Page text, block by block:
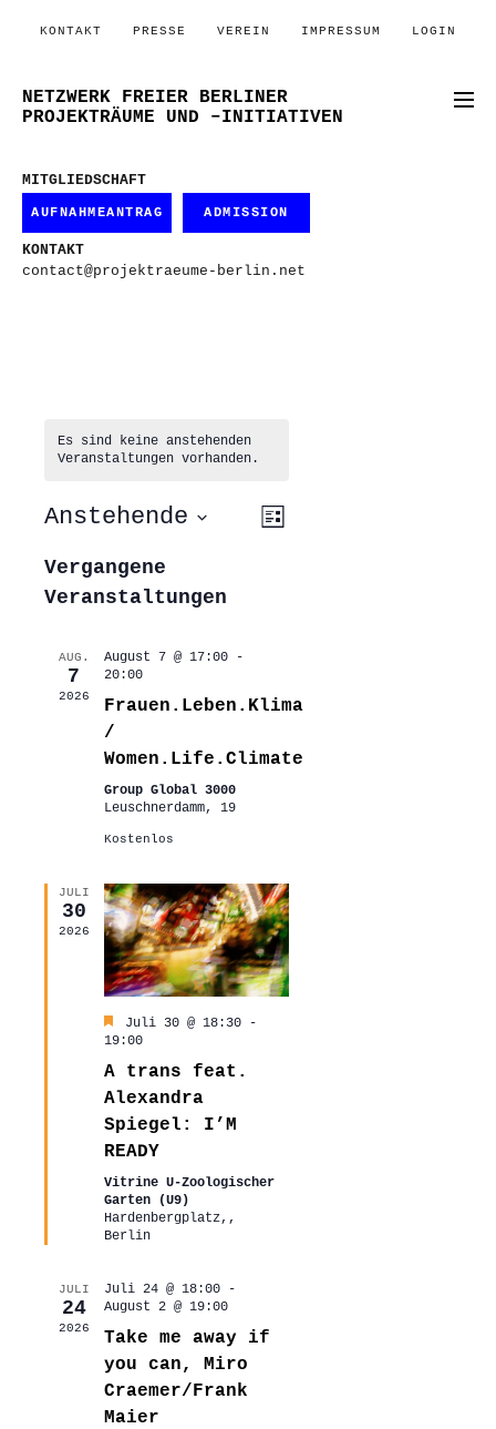
KONTAKT PRESSE VEREIN IMPRESSUM LOGIN
NETZWERK FREIER BERLINER
PROJEKTRÄUME UND –INITIATIVEN
MITGLIEDSCHAFT
AUFNAHMEANTRAG ADMISSION
KONTAKT
contact@projektraeume-berlin.net
Es sind keine anstehenden
Veranstaltungen vorhanden.
ANSICHTEN-
NAVIGATION
VERANSTALTUNG
ANSICHTEN-
Liste
Anstehende
wählen.
Vergangene
Veranstaltungen
AUG.
7
2026
August 7 @ 17:00-
20:00
Frauen.Leben.Klima
/
Women.Life.Climate
Group Global 3000
Leuschnerdamm, 19
Kostenlos
JULI
30
2026
Hervorgehoben
Juli 30 @ 18:30-
19:00
A trans feat.
Alexandra
Spiegel: I’M
READY
Vitrine U-Zoologischer
Garten (U9)
Hardenbergplatz,,
Berlin
JULI
24
2026
Juli 24 @ 18:00-
August 2 @ 19:00
Take me away if
you can, Miro
Craemer/Frank
Maier